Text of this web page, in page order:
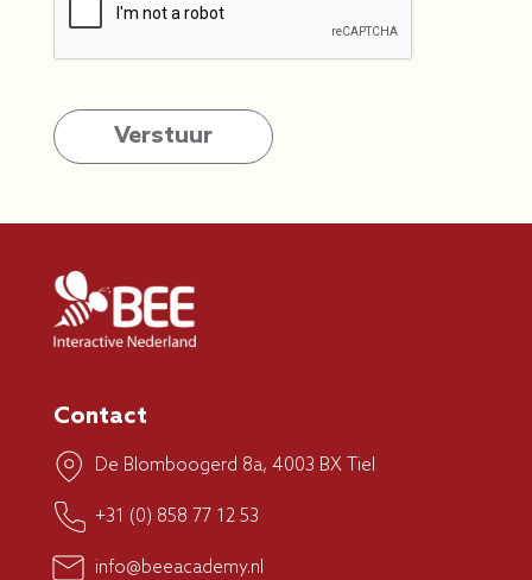
Contact
De Blomboogerd 8a, 4003 BX Tiel
+31 (0) 858 77 12 53
info@beeacademy.nl